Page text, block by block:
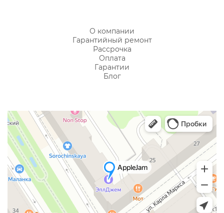
О компании
Гарантийный ремонт
Рассрочка
Оплата
Гарантии
Блог